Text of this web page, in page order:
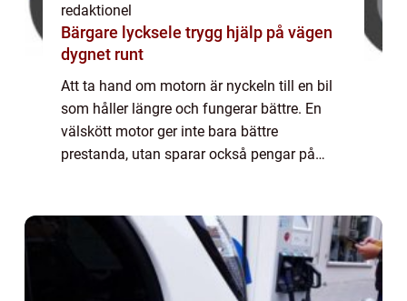
redaktionel
Bärgare lycksele trygg hjälp på vägen
dygnet runt
Att ta hand om motorn är nyckeln till en bil
som håller längre och fungerar bättre. En
välskött motor ger inte bara bättre
prestanda, utan sparar också pengar på